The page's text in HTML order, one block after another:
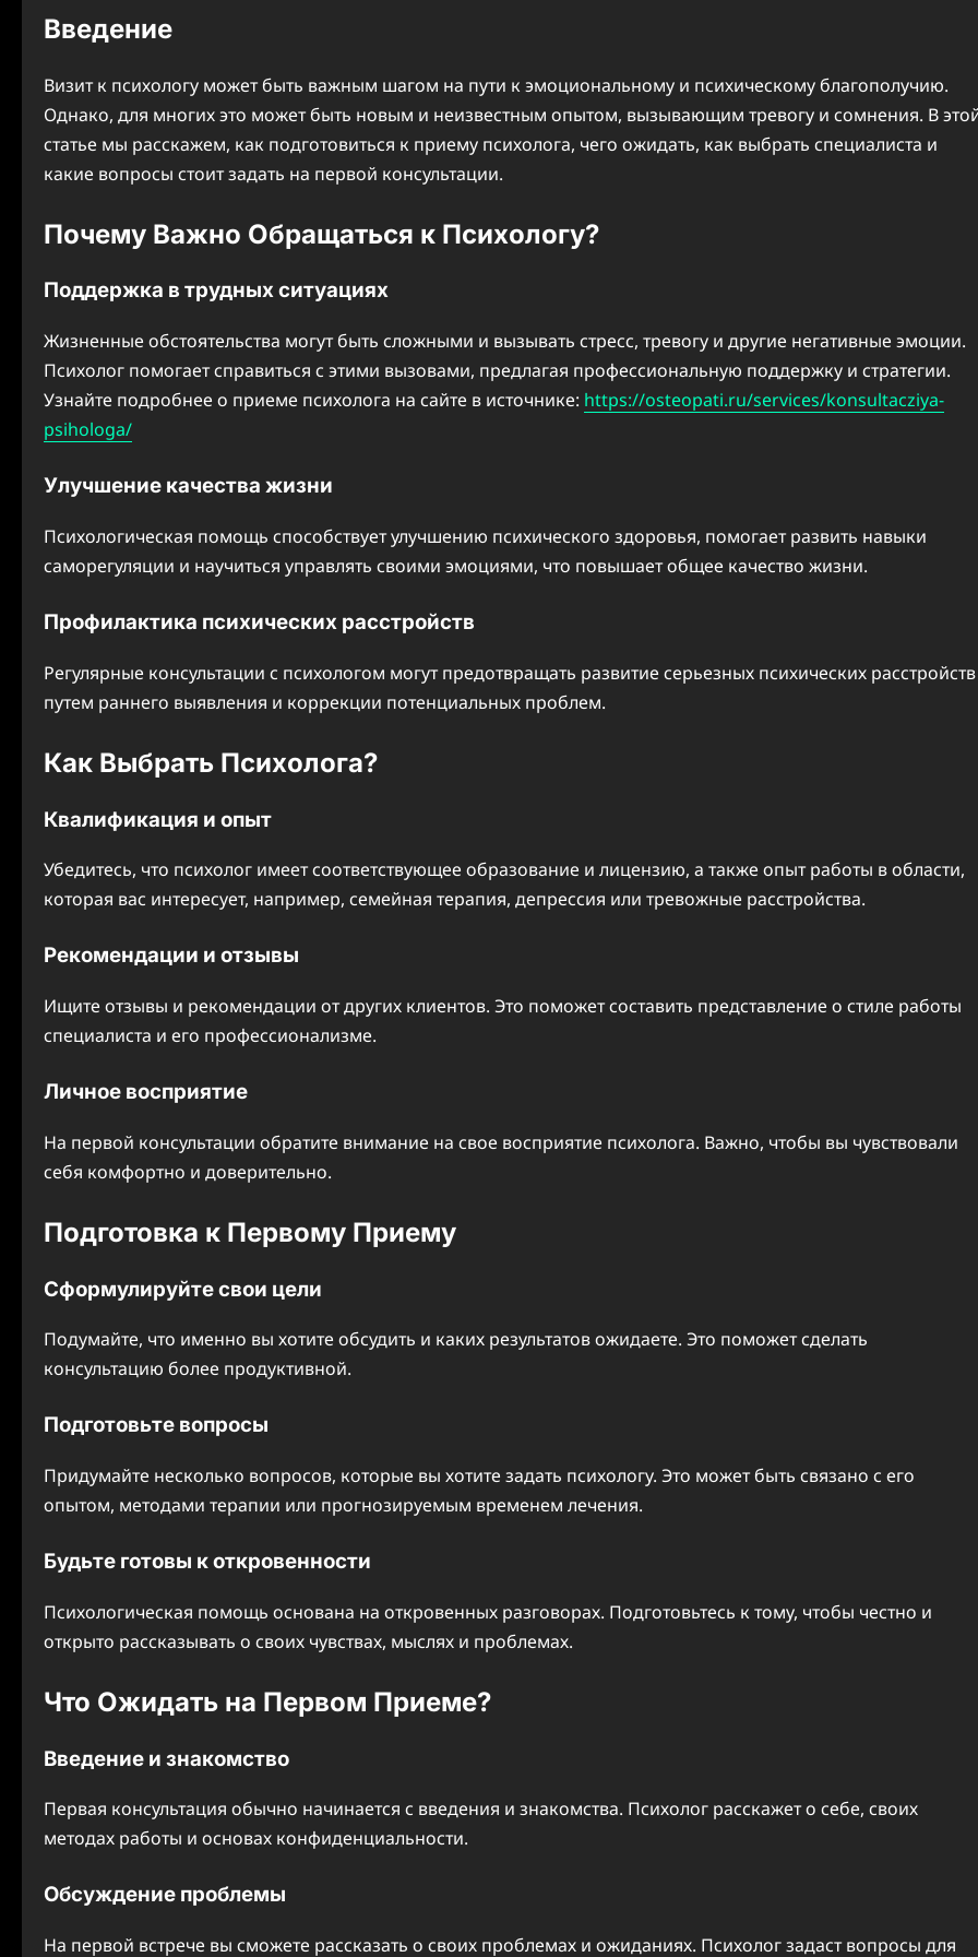
Введение
Визит к психологу может быть важным шагом на пути к эмоциональному и психическому благополучию.
Однако, для многих это может быть новым и неизвестным опытом, вызывающим тревогу и сомнения. В
статье мы расскажем, как подготовиться к приему психолога, чего ожидать, как выбрать специалиста и
какие вопросы стоит задать на первой консультации.
Почему Важно Обращаться к Психологу?
Поддержка в трудных ситуациях
Жизненные обстоятельства могут быть сложными и вызывать стресс, тревогу и другие негативные эмоции.
Психолог помогает справиться с этими вызовами, предлагая профессиональную поддержку и стратегии.
Узнайте подробнее о приеме психолога на сайте в источнике: https://osteopati.ru/services/konsultacziya-
psihologa/
Улучшение качества жизни
Психологическая помощь способствует улучшению психического здоровья, помогает развить навыки
саморегуляции и научиться управлять своими эмоциями, что повышает общее качество жизни.
Профилактика психических расстройств
Регулярные консультации с психологом могут предотвращать развитие серьезных психических расстройств
путем раннего выявления и коррекции потенциальных проблем.
Как Выбрать Психолога?
Квалификация и опыт
Убедитесь, что психолог имеет соответствующее образование и лицензию, а также опыт работы в области,
которая вас интересует, например, семейная терапия, депрессия или тревожные расстройства.
Рекомендации и отзывы
Ищите отзывы и рекомендации от других клиентов. Это поможет составить представление о стиле работы
специалиста и его профессионализме.
Личное восприятие
На первой консультации обратите внимание на свое восприятие психолога. Важно, чтобы вы чувствовали
себя комфортно и доверительно.
Подготовка к Первому Приему
Сформулируйте свои цели
Подумайте, что именно вы хотите обсудить и каких результатов ожидаете. Это поможет сделать
консультацию более продуктивной.
Подготовьте вопросы
Придумайте несколько вопросов, которые вы хотите задать психологу. Это может быть связано с его
опытом, методами терапии или прогнозируемым временем лечения.
Будьте готовы к откровенности
Психологическая помощь основана на откровенных разговорах. Подготовьтесь к тому, чтобы честно и
открыто рассказывать о своих чувствах, мыслях и проблемах.
Что Ожидать на Первом Приеме?
Введение и знакомство
Первая консультация обычно начинается с введения и знакомства. Психолог расскажет о себе, своих
методах работы и основах конфиденциальности.
Обсуждение проблемы
На первой встрече вы сможете рассказать о своих проблемах и ожиданиях. Психолог задаст вопросы для